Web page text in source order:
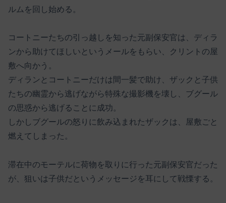
ルムを回し始める。
コートニーたちの引っ越しを知った元副保安官は、ディラ
ンから助けてほしいというメールをもらい、クリントの屋
敷へ向かう。
ディランとコートニーだけは間一髪で助け、ザックと子供
たちの幽霊から逃げながら特殊な撮影機を壊し、ブグール
の思惑から逃げることに成功。
しかしブグールの怒りに飲み込まれたザックは、屋敷ごと
燃えてしまった。
滞在中のモーテルに荷物を取りに行った元副保安官だった
が、狙いは子供だというメッセージを耳にして戦慄する。